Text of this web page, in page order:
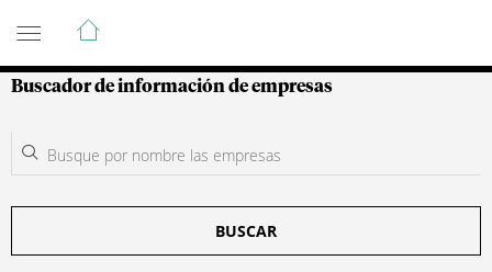
Guía de Empresas Colombianas
Buscador de información de empresas
BUSCAR